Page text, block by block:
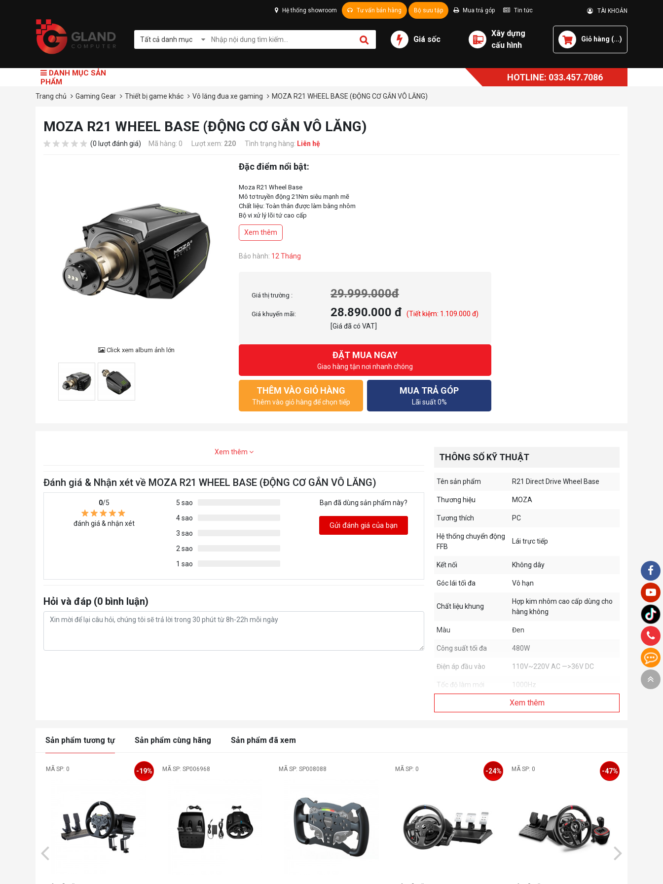
Hệ thống showroom Tư vấn bán hàng Bộ sưu tập Mua trả góp Tin tức TÀI KHOẢN
Tất cả danh mục Giá sốc
Xây dựng
cấu hình
Giỏ hàng (...)
DANH MỤC SẢN
PHẨM
HOTLINE: 033.457.7086
Trang chủ Gaming Gear Thiết bị game khác Vô lăng đua xe gaming MOZA R21 WHEEL BASE (ĐỘNG CƠ GẮN VÔ LĂNG)
MOZA R21 WHEEL BASE (ĐỘNG CƠ GẮN VÔ LĂNG)
(0 lượt đánh giá) Mã hàng: 0 Lượt xem: 220 Tình trạng hàng: Liên hệ
Click xem album ảnh lớn
Đặc điểm nổi bật:
Moza R21 Wheel Base
Mô tơ truyền động 21Nm siêu mạnh mẽ
Chất liệu: Toàn thân được làm bằng nhôm
Bộ vi xử lý lõi tứ cao cấp
Tính năng Hand-off Protection
Mô-men xoắn tĩnh cực thấp
Xem thêm
Bảo hành: 12 Tháng
Giá thị trường : 29.999.000đ
Giá khuyến mãi: 28.890.000 đ
(Tiết kiệm: 1.109.000 đ)
[Giá đã có VAT]
ĐẶT MUA NGAY
Giao hàng tận nơi nhanh chóng
THÊM VÀO GIỎ HÀNG
Thêm vào giỏ hàng để chọn tiếp
MUA TRẢ GÓP
Lãi suất 0%
Xem thêm
Đánh giá & Nhận xét về MOZA R21 WHEEL BASE (ĐỘNG CƠ GẮN VÔ LĂNG)
0/5
đánh giá & nhận xét
5 sao
4 sao
3 sao
2 sao
1 sao
Bạn đã dùng sản phẩm này?
Gửi đánh giá của bạn
Hỏi và đáp (0 bình luận)
THÔNG SỐ KỸ THUẬT
Tên sản phẩm R21 Direct Drive Wheel Base
Thương hiệu MOZA
Tương thích PC
Hệ thống chuyển động
FFB
Lái trực tiếp
Kết nối Không dây
Góc lái tối đa Vô hạn
Chất liệu khung
Hợp kim nhôm cao cấp dùng cho
hàng không
Màu Đen
Công suất tối đa 480W
Điện áp đầu vào 110V~220V AC —>36V DC
Tốc độ làm mới 1000Hz
V
Có hỗ trợ
Cổng kết nối
Power, DC Input, E-stop, USB
(Pogo pins for RM dash )
Lắp đặt Ngàm bên dưới (Giá đỡ tùy chọn )
Xem thêm
Sản phẩm tương tự Sản phẩm cùng hãng Sản phẩm đã xem
MÃ SP: 0 -19% MÃ SP: SP006968 MÃ SP: SP008088 MÃ SP: 0 -24% MÃ SP: 0 -47%